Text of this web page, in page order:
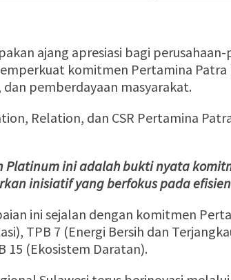
ajang apresiasi bagi
komitmen Pertamina
pemberdayaan masyarakat.
Relation, dan CSR Pertamina
Platinum ini adalah bukti nyata
inisiatif yang berfokus pada
ini sejalan dengan komitmen
TPB 7 (Energi Bersih dan
15 (Ekosistem Daratan).